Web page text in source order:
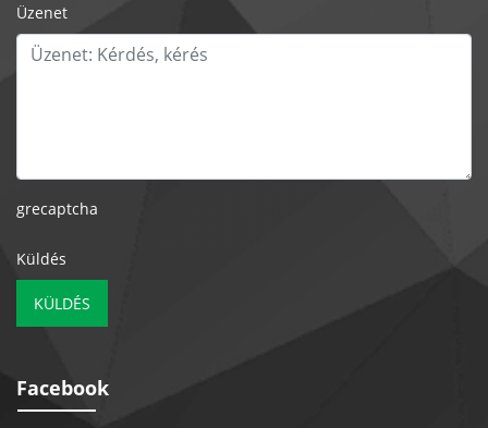
Üzenet
grecaptcha
Küldés
KÜLDÉS
Facebook